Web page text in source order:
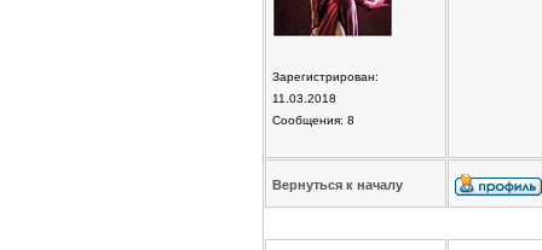
Зарегистрирован:
11.03.2018
Сообщения: 8
Вернуться к началу